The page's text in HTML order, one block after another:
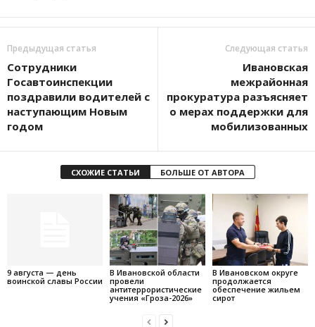
Предыдущая статья
Сотрудники
Госавтоинспекции
поздравили водителей с
наступающим Новым
годом
Следующая статья
Ивановская
межрайонная
прокуратура разъясняет
о мерах поддержки для
мобилизованных
СХОЖИЕ СТАТЬИ БОЛЬШЕ ОТ АВТОРА
9 августа — день
воинской славы России
В Ивановской области
провели
антитеррористические
учения «Гроза-2026»
В Ивановском округе
продолжается
обеспечение жильем
сирот